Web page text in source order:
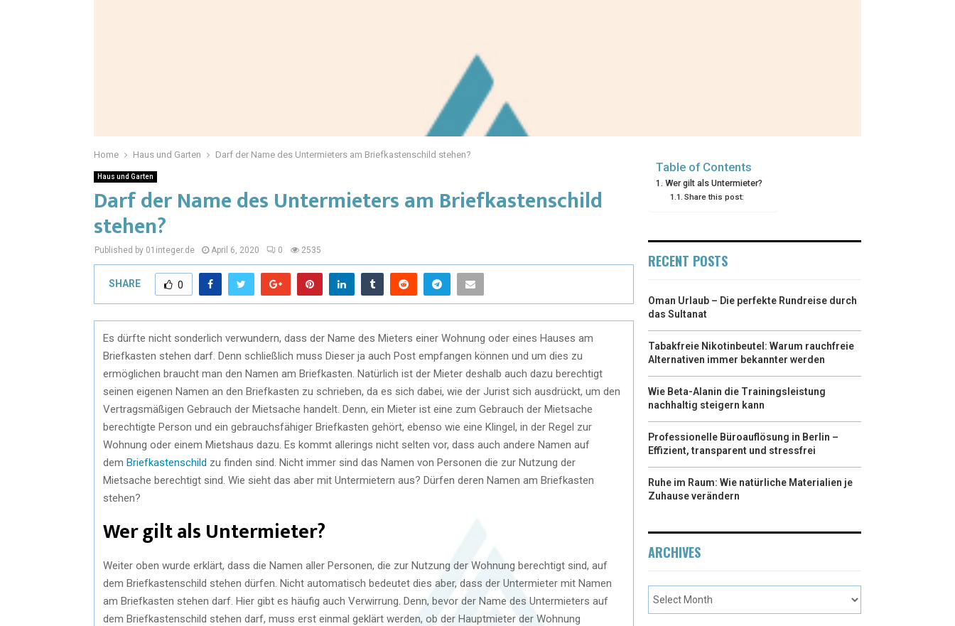
Home Haus und Garten Darf der Name des Untermieters am Briefkastenschild stehen?
Haus und Garten
Darf der Name des Untermieters am Briefkastenschild
stehen?
Published by 01integer.de April 6, 2020 0 2535
SHARE 0
Es dürfte nicht sonderlich verwundern, dass der Name des Mieters einer Wohnung oder eines Hauses am
Briefkasten stehen darf. Denn schließlich muss Dieser ja auch Post empfangen können und um dies zu
ermöglichen braucht man den Namen am Briefkasten. Natürlich ist der Mieter deshalb auch dazu berechtigt
seinen eigenen Namen an den Briefkasten zu schrieben, da es sich dabei, wie der Jurist sich ausdrückt, um den
Vertragsmäßigen Gebrauch der Mietsache handelt. Denn, ein Mieter ist eine zum Gebrauch der Mietsache
berechtigte Person und ein gebrauchsfähiger Briefkasten gehört, ebenso wie eine Klingel, in der Regel zur
Wohnung oder einem Mietshaus dazu. Es kommt allerings nicht selten vor, dass auch andere Namen auf
dem Briefkastenschild zu finden sind. Nicht immer sind das Namen von Personen die zur Nutzung der
Mietsache berechtigt sind. Wie sieht das aber mit Untermietern aus? Dürfen deren Namen am Briefkasten
stehen?
Wer gilt als Untermieter?
Weiter oben wurde erklärt, dass die Namen aller Personen, die zur Nutzung der Wohnung berechtigt sind, auf
dem Briefkastenschild stehen dürfen. Nicht automatisch bedeutet dies aber, dass der Untermieter mit Namen
am Briefkasten stehen darf. Hier gibt es häufig auch Verwirrung. Denn, bevor der Name des Untermieters auf
dem Briefkastenschild stehen darf, muss erst einmal geklärt werden, ob der Hauptmieter der Wohnung
Table of Contents
Wer gilt als Untermieter?
Share this post:
RECENT POSTS
Oman Urlaub – Die perfekte Rundreise durch
das Sultanat
Tabakfreie Nikotinbeutel: Warum rauchfreie
Alternativen immer bekannter werden
Wie Beta-Alanin die Trainingsleistung
nachhaltig steigern kann
Professionelle Büroauflösung in Berlin –
Effizient, transparent und stressfrei
Ruhe im Raum: Wie natürliche Materialien je
Zuhause verändern
ARCHIVES